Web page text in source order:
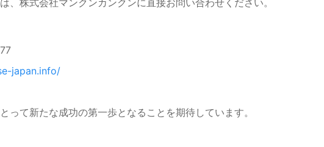
japan.info/
って新たな成功の第一歩となることを期待しています。